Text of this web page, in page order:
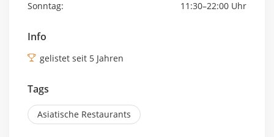
Sonntag:
11:30–22:00 Uhr
Info
gelistet seit 5 Jahren
Tags
Asiatische Restaurants